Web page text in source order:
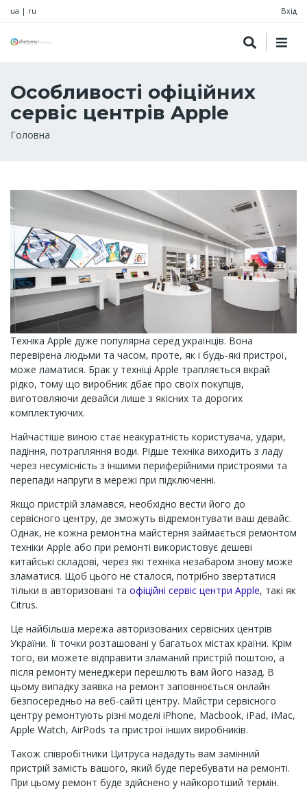
ua | ru Вхід
Особливості офіційних
сервіс центрів Apple
Рядок
Головна
Техніка Apple дуже популярна серед українців. Вона
перевірена людьми та часом, проте, як і будь-які пристрої,
може ламатися. Брак у техніці Apple трапляється вкрай
рідко, тому що виробник дбає про своїх покупців,
виготовляючи девайси лише з якісних та дорогих
комплектуючих.
Найчастіше виною стає неакуратність користувача, удари,
падіння, потрапляння води. Рідше техніка виходить з ладу
через несумісність з іншими периферійними пристроями та
перепади напруги в мережі при підключенні.
Якщо пристрій зламався, необхідно вести його до
сервісного центру, де зможуть відремонтувати ваш девайс.
Однак, не кожна ремонтна майстерня займається ремонтом
техніки Apple або при ремонті використовує дешеві
китайські складові, через які техніка незабаром знову може
зламатися. Щоб цього не сталося, потрібно звертатися
тільки в авторизовані та офіційні сервіс центри Apple, такі як
Citrus.
Це найбільша мережа авторизованих сервісних центрів
України. Її точки розташовані у багатьох містах країни. Крім
того, ви можете відправити зламаний пристрій поштою, а
після ремонту менеджери перешлють вам його назад. В
цьому випадку заявка на ремонт заповнюється онлайн
безпосередньо на веб-сайті центру. Майстри сервісного
центру ремонтують різні моделі iPhone, Macbook, iPad, iMac,
Apple Watch, AirPods та пристрої інших виробників.
Також співробітники Цитруса нададуть вам замінний
пристрій замість вашого, який буде перебувати на ремонті.
При цьому ремонт буде здійснено у найкоротший термін.